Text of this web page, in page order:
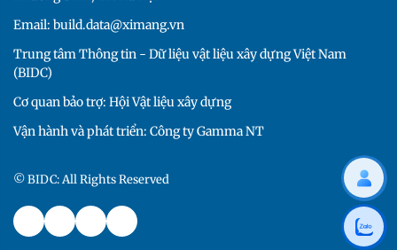
Email: build.data@ximang.vn
Trung tâm Thông tin - Dữ liệu vật liệu xây dựng Việt Nam
(BIDC)
Cơ quan bảo trợ: Hội Vật liệu xây dựng
Vận hành và phát triển: Công ty Gamma NT
© BIDC: All Rights Reserved